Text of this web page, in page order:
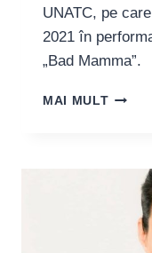
UNATC, pe
2021 în
„Bad Mamma”.
MAI MULT
„ESTE
TABU